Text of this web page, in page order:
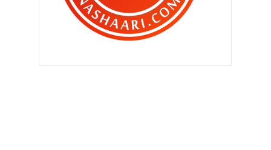
Bila Qhaliff geram !
Ditegur rakan blogger yang tak